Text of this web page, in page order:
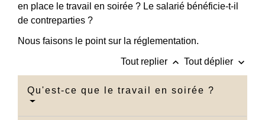
en place le travail en soirée ? Le salarié bénéficie-t-il
de contreparties ?
Nous faisons le point sur la réglementation.
Tout replier keyboard_arrow_up Tout déplier keyboard_arrow_down
Qu'est-ce que le travail en soirée ?